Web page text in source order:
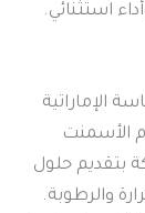
استثنائي.
الإماراتية
الأسمنت
بتقديم حلول
والرطوبة.